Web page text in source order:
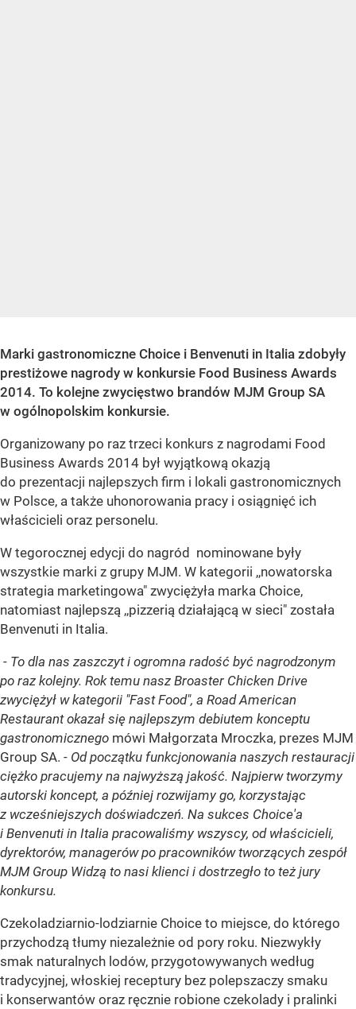
Marki gastronomiczne Choice i Benvenuti in Italia zdobyły
prestiżowe nagrody w konkursie Food Business Awards
2014. To kolejne zwycięstwo brandów MJM Group SA
w ogólnopolskim konkursie.
Organizowany po raz trzeci konkurs z nagrodami Food
Business Awards 2014 był wyjątkową okazją
do prezentacji najlepszych firm i lokali gastronomicznych
w Polsce, a także uhonorowania pracy i osiągnięć ich
właścicieli oraz personelu.
W tegorocznej edycji do nagród nominowane były
wszystkie marki z grupy MJM. W kategorii ,,nowatorska
strategia marketingowa" zwyciężyła marka Choice,
natomiast najlepszą ,,pizzerią działającą w sieci" została
Benvenuti in Italia.
- To dla nas zaszczyt i ogromna radość być nagrodzonym
po raz kolejny. Rok temu nasz Broaster Chicken Drive
zwyciężył w kategorii "Fast Food", a Road American
Restaurant okazał się najlepszym debiutem konceptu
gastronomicznego mówi Małgorzata Mroczka, prezes MJM
Group SA. - Od początku funkcjonowania naszych restauracji
ciężko pracujemy na najwyższą jakość. Najpierw tworzymy
autorski koncept, a później rozwijamy go, korzystając
z wcześniejszych doświadczeń. Na sukces Choice'a
i Benvenuti in Italia pracowaliśmy wszyscy, od właścicieli,
dyrektorów, managerów po pracowników tworzących zespół
MJM Group Widzą to nasi klienci i dostrzegło to też jury
konkursu.
Czekoladziarnio-lodziarnie Choice to miejsce, do którego
przychodzą tłumy niezależnie od pory roku. Niezwykły
smak naturalnych lodów, przygotowywanych według
tradycyjnej, włoskiej receptury bez polepszaczy smaku
i konserwantów oraz ręcznie robione czekolady i pralinki